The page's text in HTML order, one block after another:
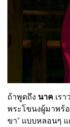
ถ้าพูดถึง นาค เร
พระโขนงผู้มาพร้
ขา" แบบหลอนๆ